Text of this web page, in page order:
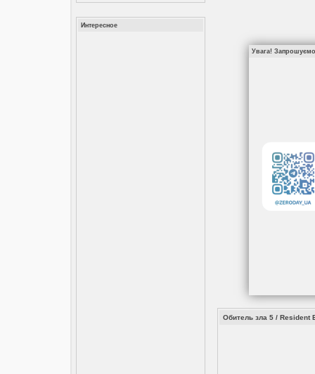
Интересное
Увага! Запрошуємо
Обитель зла 5 / Resident